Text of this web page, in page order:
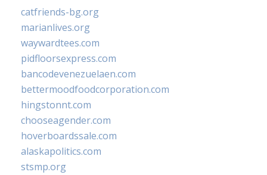
catfriends-bg.org
marianlives.org
waywardtees.com
pidfloorsexpress.com
bancodevenezuelaen.com
bettermoodfoodcorporation.com
hingstonnt.com
chooseagender.com
hoverboardssale.com
alaskapolitics.com
stsmp.org